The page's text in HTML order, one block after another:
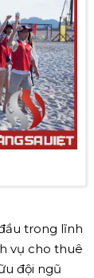
trong lĩnh
vụ cho thuê
đội ngũ